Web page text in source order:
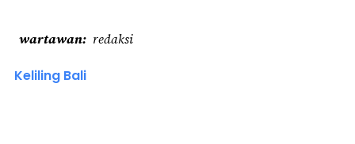
wartawan redaksi
Keliling Bali